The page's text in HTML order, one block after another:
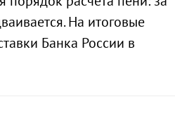
На итоговые
Банка России в